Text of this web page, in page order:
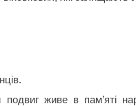
живе в пам’яті